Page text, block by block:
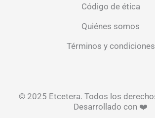
Código de ética
Quiénes somos
Términos y condiciones
© 2025 Etcetera. Todos los
Desarrollado con ❤️